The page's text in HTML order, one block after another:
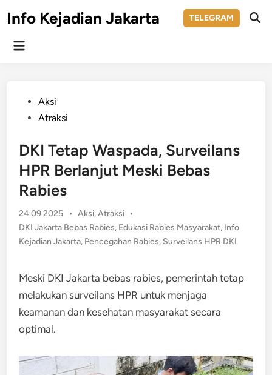
toInfo Kejadian Jakarta TELEGRAM
Main
PostedAksi
Atraksi
DKI Tetap Waspada, Surveilans
HPR Berlanjut Meski Bebas
Rabies
24.09.2025 • Posted
in
Aksi,Atraksi •
DKI Jakarta Bebas Rabies, Edukasi Rabies Masyarakat, Info
Kejadian Jakarta, Pencegahan Rabies, Surveilans HPR DKI
Meski DKI Jakarta bebas rabies, pemerintah tetap
melakukan surveilans HPR untuk menjaga
keamanan dan kesehatan masyarakat secara
optimal.